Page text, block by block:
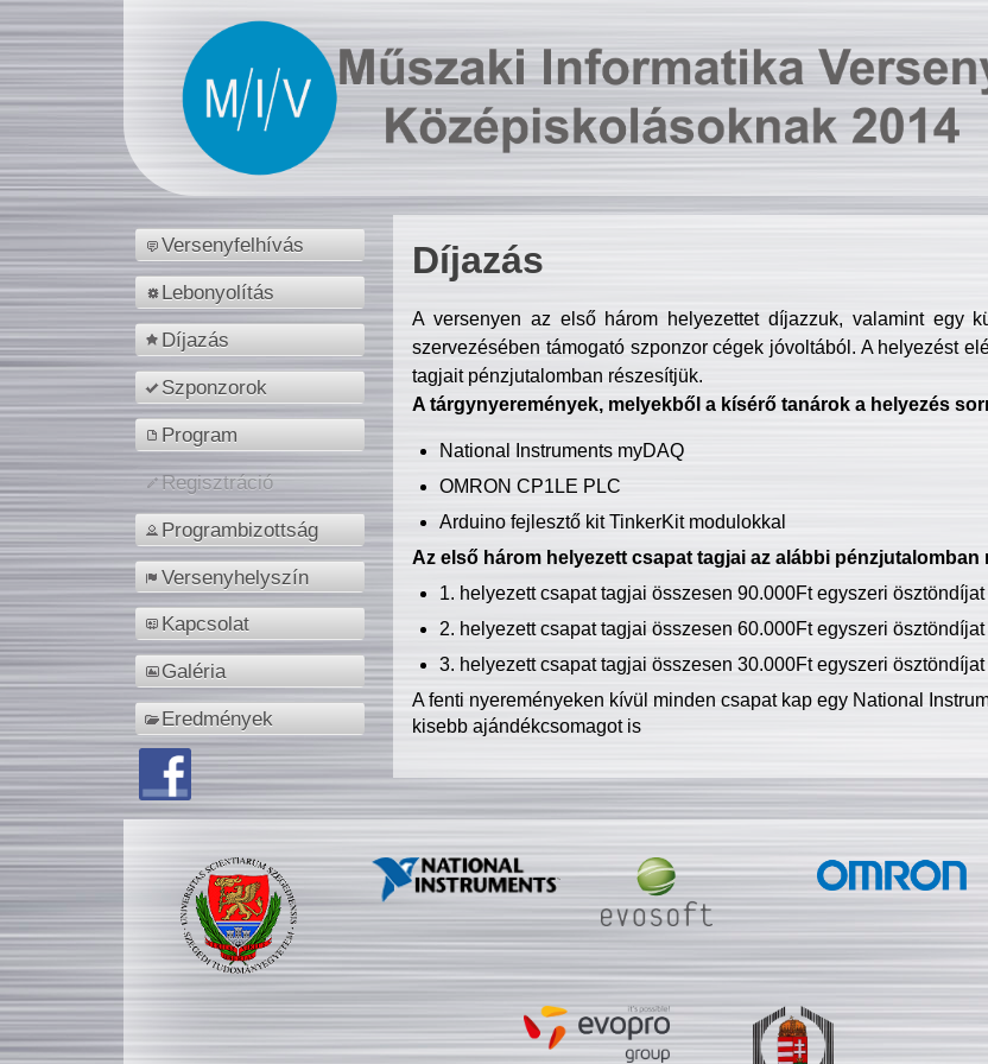
Versenyfelhívás
Lebonyolítás
Díjazás
Szponzorok
Program
Regisztráció
Programbizottság
Versenyhelyszín
Kapcsolat
Galéria
Eredmények
Díjazás
A versenyen az első három helyezettet díjazzuk, valamint egy
szervezésében támogató szponzor cégek jóvoltából. A helyezést
tagjait pénzjutalomban részesítjük.
A tárgynyeremények, melyekből a kísérő tanárok a helyezés
National Instruments myDAQ
OMRON CP1LE PLC
Arduino fejlesztő kit TinkerKit modulokkal
Az első három helyezett csapat tagjai az alábbi pénzjutalomban
1. helyezett csapat tagjai összesen 90.000Ft egyszeri
2. helyezett csapat tagjai összesen 60.000Ft egyszeri
3. helyezett csapat tagjai összesen 30.000Ft egyszeri
A fenti nyereményeken kívül minden csapat kap egy National
kisebb ajándékcsomagot is